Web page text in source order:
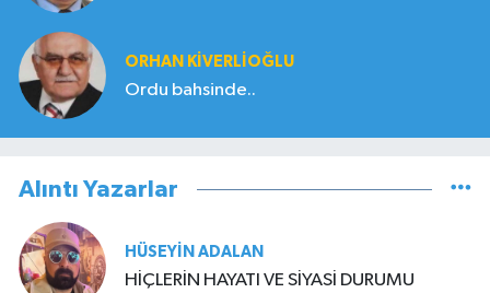
ORHAN KIVERLIOĞLU
Ordu bahsinde..
Alıntı Yazarlar
HÜSEYIN ADALAN
HİÇLERİN HAYATI VE SİYASİ DURUMU